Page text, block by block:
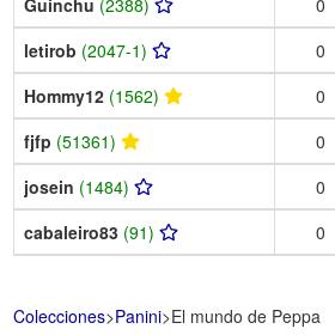
letirob (2047-1) 0
Hommy12 (1562) 0
fjfp (51361) 0
josein (1484) 0
cabaleiro83 (91) 0
Colecciones>Panini>El mundo de Peppa